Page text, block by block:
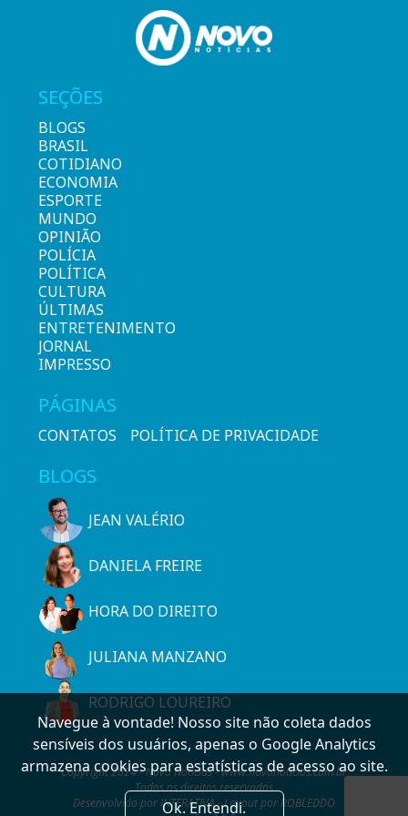
SEÇÕES
BLOGS
BRASIL
COTIDIANO
ECONOMIA
ESPORTE
MUNDO
OPINIÃO
POLÍCIA
POLÍTICA
CULTURA
ÚLTIMAS
ENTRETENIMENTO
JORNAL
IMPRESSO
PÁGINAS
CONTATOS POLÍTICA DE PRIVACIDADE
BLOGS
JEAN VALÉRIO
DANIELA FREIRE
HORA DO DIREITO
JULIANA MANZANO
RODRIGO LOUREIRO
Copyright 2024 - Novo Notícias - www.novonoticias.com.br
Todos os direitos reservados
Desenvolvido por INTERATIVA - Layout por ROBLEDDO
Navegue à vontade! Nosso site não coleta dados
sensíveis dos usuários, apenas o Google Analytics
armazena cookies para estatísticas de acesso ao site.
Ok. Entendi.